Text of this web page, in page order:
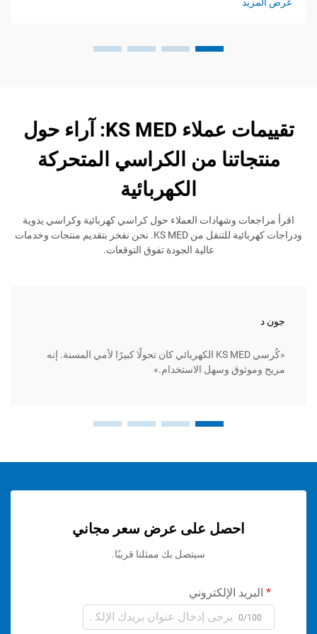
تقييمات عملاء KS MED: آراء حول
من الكراسي المتحركة
الكهربائية
وشهادات العملاء حول كراسي كهربائية وكراسي يدوية
ودراجات كهربائية للتنقل من KS MED. نحن نفخر بتقديم منتجات وخدمات
عالية الجودة تفوق التوقعات.
«كُرسي KS MED الكهربائي كان تحولًا كبيرًا لأمي المسنة. إنه
وسهل الاستخدام.»
احصل على عرض سعر مجاني
سيتصل بك ممثلنا قريبًا.
الإلكتروني